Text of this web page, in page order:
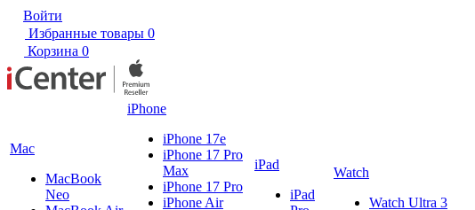
Войти
Избранные товары 0
Корзина 0
Mac
MacBook
Neo
iPhone
iPhone 17e
iPhone 17 Pro
Max
iPhone 17 Pro
iPhone Air
iPad
iPad
Watch
Watch Ultra 3